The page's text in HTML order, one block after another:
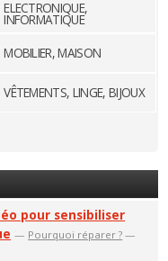
ELECTRONIQUE,
INFORMATIQUE
MOBILIER, MAISON
VÊTEMENTS, LINGE, BIJOUX
pour sensibiliser
— Pourquoi réparer ? —